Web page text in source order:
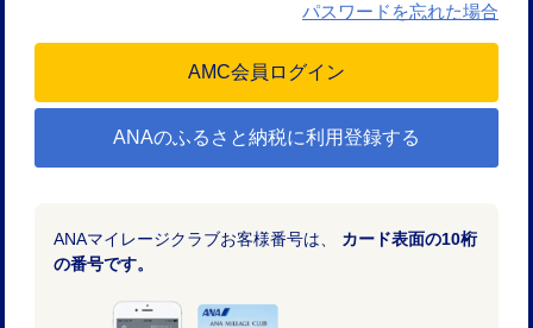
パスワードを忘れた場合
ANAのふるさと納税に利用登録する
ANAマイレージクラブお客様番号は、 カード表面の10桁
の番号です。